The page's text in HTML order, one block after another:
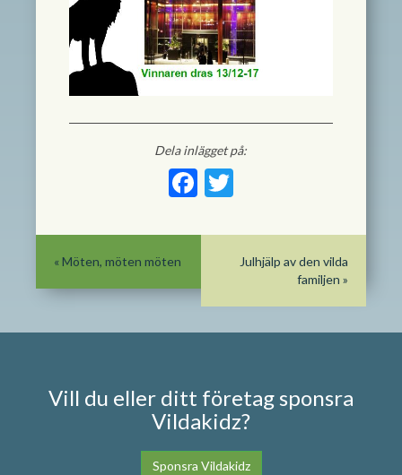
Dela inlägget på:
Facebook
Twitter
Julhjälp av den vilda
familjen »
« Möten, möten möten
Vill du eller ditt företag sponsra
Vildakidz?
Sponsra Vildakidz